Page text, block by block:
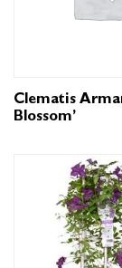
Clematis
Blossom’